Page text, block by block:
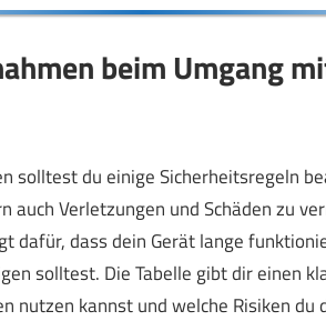
beim Umgang
solltest du einige Sicherheitsregeln
Verletzungen und Schäden zu
dafür, dass dein Gerät lange
solltest. Die Tabelle gibt dir einen
nutzen kannst und welche Risiken